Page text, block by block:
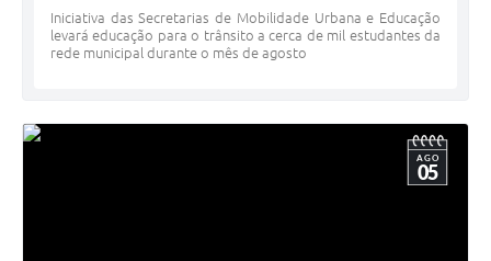
Iniciativa das Secretarias de Mobilidade Urbana e Educação
levará educação para o trânsito a cerca de mil estudantes da
rede municipal durante o mês de agosto
AGO
05